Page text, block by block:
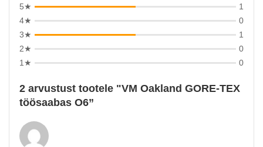
5★
1
4★
0
3★
1
2★
0
1★
0
2 arvustust tootele
VM Oakland GORE-TEX
töösaabas O6